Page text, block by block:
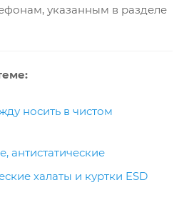
указанным в разделе
носить в чистом
антистатические
халаты и куртки ESD